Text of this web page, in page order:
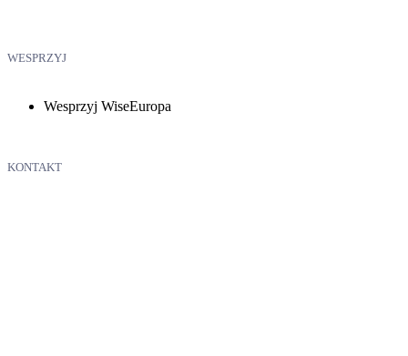
WESPRZYJ
Wesprzyj WiseEuropa
KONTAKT